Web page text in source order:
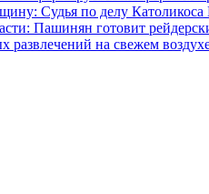
Судья по делу
Пашинян готовит
развлечений на свежем